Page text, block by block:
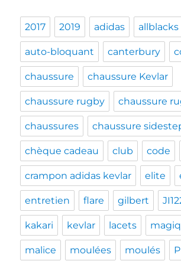
2017 2019 adidas allblacks
auto-bloquant canterbury
chaussure chaussure Kevlar
chaussure rugby chaussure
chaussures chaussure
chèque cadeau club code
crampon adidas kevlar elite
entretien flare gilbert
kakari kevlar lacets
malice moulées moulés